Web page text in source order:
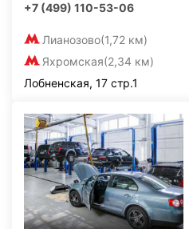
+7 (499) 110-53-06
Лианозово(1,72 км)
Яхромская(2,34 км)
Лобненская, 17 стр.1